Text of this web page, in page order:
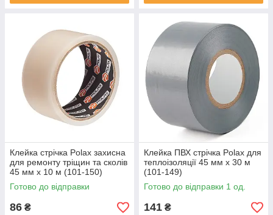
Клейка стрічка Polax захисна
для ремонту тріщин та сколів
45 мм х 10 м (101-150)
Готово до відправки
86 ₴
Клейка ПВХ стрічка Polax для
теплоізоляції 45 мм х 30 м
(101-149)
Готово до відправки 1 од.
141 ₴